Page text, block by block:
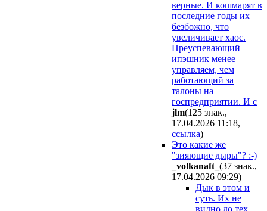
верные. И кошмарят в
последние годы их
безбожно, что
увеличивает хаос.
Преуспевающий
ипэшник менее
управляем, чем
работающий за
талоны на
госпредприятии. И с
jlm(125 знак.,
17.04.2026 11:18,
ссылка)
Это какие же
"зияющие дыры"? :-)
_volkanaft_ (37 знак.,
17.04.2026 09:29)
Дык в этом и
суть. Их не
видно до тех